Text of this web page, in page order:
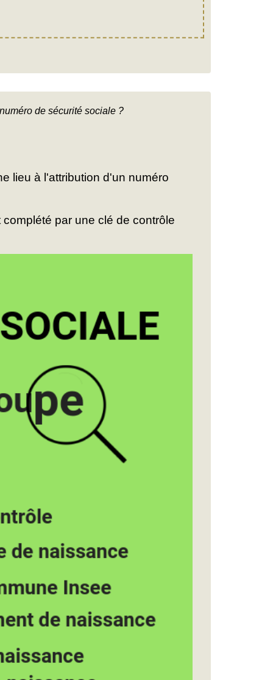
de sécurité sociale ?
lieu à l'attribution d'un numéro
par une clé de contrôle